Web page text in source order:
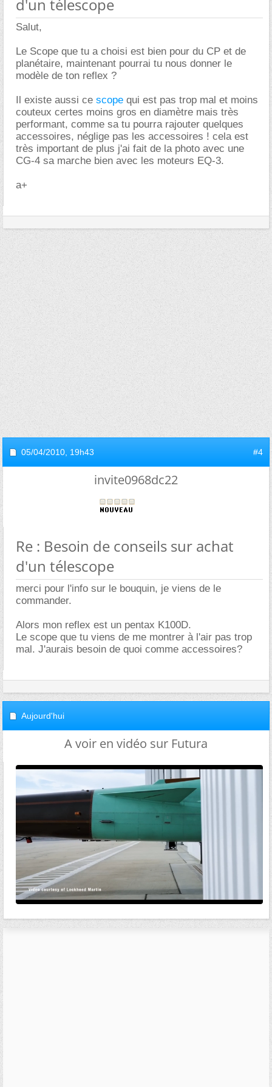
d'un télescope
Salut,
Le Scope que tu a choisi est bien pour du CP et de
planétaire, maintenant pourrai tu nous donner le
modèle de ton reflex ?
Il existe aussi ce scope qui est pas trop mal et moins
couteux certes moins gros en diamètre mais très
performant, comme sa tu pourra rajouter quelques
accessoires, néglige pas les accessoires ! cela est
très important de plus j'ai fait de la photo avec une
CG-4 sa marche bien avec les moteurs EQ-3.
a+
05/04/2010, 19h43 #4
invite0968dc22
Re : Besoin de conseils sur achat
d'un télescope
merci pour l'info sur le bouquin, je viens de le
commander.
Alors mon reflex est un pentax K100D.
Le scope que tu viens de me montrer à l'air pas trop
mal. J'aurais besoin de quoi comme accessoires?
Aujourd'hui
A voir en vidéo sur Futura